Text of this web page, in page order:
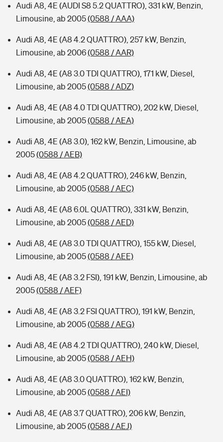
Audi A8, 4E (AUDI S8 5.2 QUATTRO), 331 kW, Benzin,
Limousine, ab 2005(0588 / AAA)
Audi A8, 4E (A8 4.2 QUATTRO), 257 kW, Benzin,
Limousine, ab 2006(0588 / AAR)
Audi A8, 4E (A8 3.0 TDI QUATTRO), 171 kW, Diesel,
Limousine, ab 2005(0588 / ADZ)
Audi A8, 4E (A8 4.0 TDI QUATTRO), 202 kW, Diesel,
Limousine, ab 2005(0588 / AEA)
Audi A8, 4E (A8 3.0), 162 kW, Benzin, Limousine, ab
2005(0588 / AEB)
Audi A8, 4E (A8 4.2 QUATTRO), 246 kW, Benzin,
Limousine, ab 2005(0588 / AEC)
Audi A8, 4E (A8 6.0L QUATTRO), 331 kW, Benzin,
Limousine, ab 2005(0588 / AED)
Audi A8, 4E (A8 3.0 TDI QUATTRO), 155 kW, Diesel,
Limousine, ab 2005(0588 / AEE)
Audi A8, 4E (A8 3.2 FSI), 191 kW, Benzin, Limousine, ab
2005(0588 / AEF)
Audi A8, 4E (A8 3.2 FSI QUATTRO), 191 kW, Benzin,
Limousine, ab 2005(0588 / AEG)
Audi A8, 4E (A8 4.2 TDI QUATTRO), 240 kW, Diesel,
Limousine, ab 2005(0588 / AEH)
Audi A8, 4E (A8 3.0 QUATTRO), 162 kW, Benzin,
Limousine, ab 2005(0588 / AEI)
Audi A8, 4E (A8 3.7 QUATTRO), 206 kW, Benzin,
Limousine, ab 2005(0588 / AEJ)